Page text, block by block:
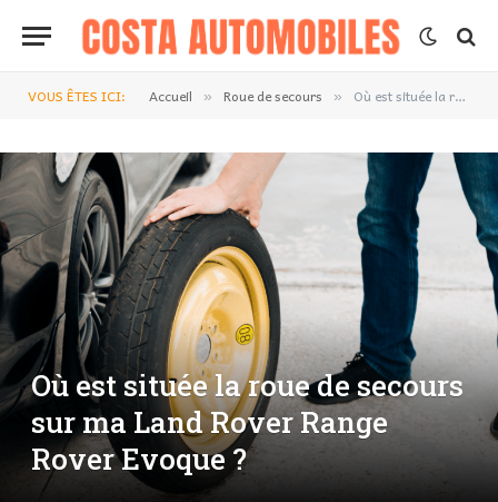
VOUS ÊTES ICI: Accueil » Roue de secours » Où est située la roue de secours sur ma Land Rover Range Rover Evoque ?
Où est située la roue de secours
sur ma Land Rover Range
Rover Evoque ?